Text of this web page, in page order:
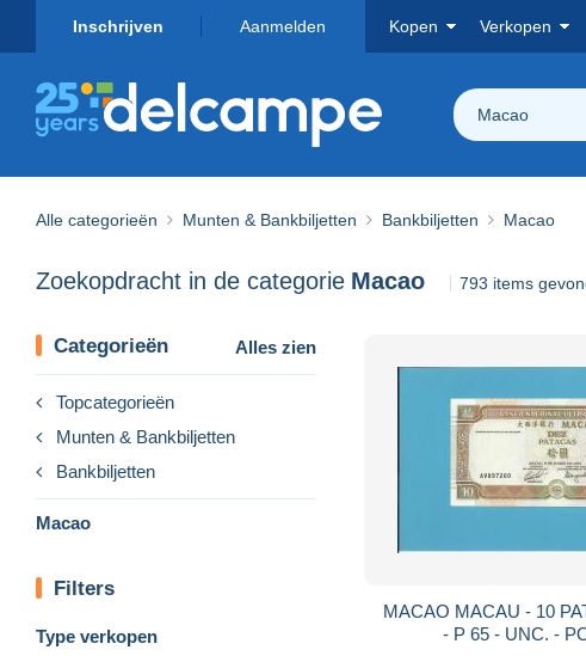
Inschrijven Aanmelden Kopen Verkopen
Macao
Alle categorieën Munten & Bankbiljetten Bankbiljetten Macao
Zoekopdracht in de categorie Macao 793 items
Categorieën Alles zien
Topcategorieën
Munten & Bankbiljetten
Bankbiljetten
Macao
Filters
Type verkopen
MACAO MACAU - 10
- P 65 - UNC. -